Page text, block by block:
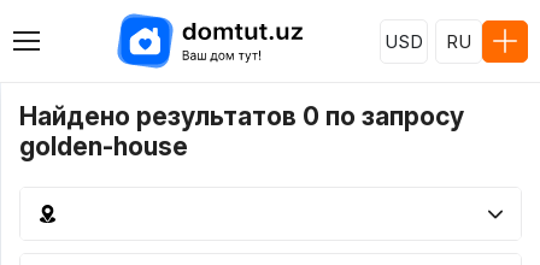
USD RU
Найдено результатов 0 по запросу
golden-house